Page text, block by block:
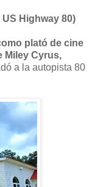
US Highway 80)
plató de cine
Miley Cyrus,
a la autopista 80